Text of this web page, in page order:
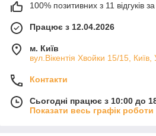
100% позитивних з 11 відгуків за
Працює з 12.04.2026
м. Київ
вул.Вікентія Хвойки 15/15, Київ,
Контакти
Сьогодні працює з 10:00 до
Показати весь графік роботи